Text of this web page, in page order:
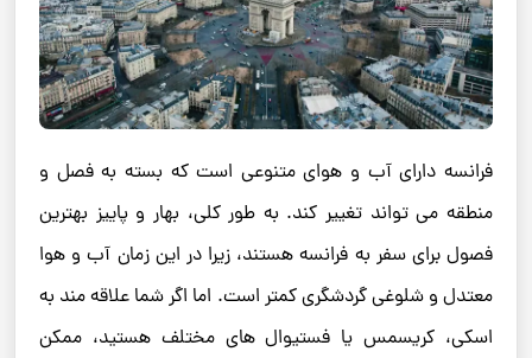
فرانسه دارای آب و هوای متنوعی است که بسته به فصل و
منطقه می تواند تغییر کند. به طور کلی، بهار و پاییز بهترین
فصول برای سفر به فرانسه هستند، زیرا در این زمان آب و هوا
معتدل و شلوغی گردشگری کمتر است. اما اگر شما علاقه مند به
اسکی، کریسمس یا فستیوال های مختلف هستید، ممکن